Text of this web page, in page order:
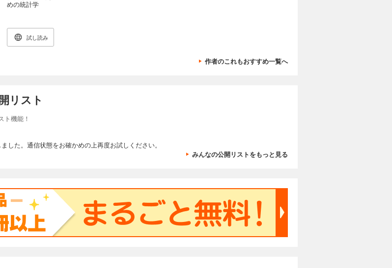
めの統計学
試し読み
作者のこれもおすすめ一覧へ
リスト
機能！
した。通信状態をお確かめの上再度お試しください。
みんなの公開リストをもっと見る